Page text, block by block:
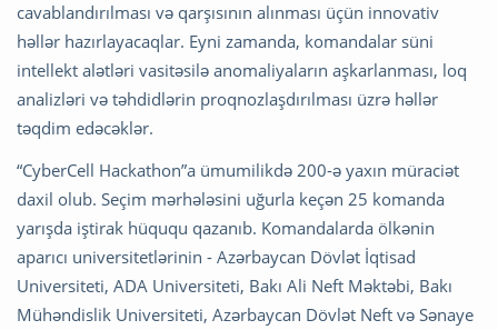
cavablandırılması və qarşısının alınması üçün innovativ
həllər hazırlayacaqlar. Eyni zamanda, komandalar süni
intellekt alətləri vasitəsilə anomaliyaların aşkarlanması, loq
analizləri və təhdidlərin proqnozlaşdırılması üzrə həllər
təqdim edəcəklər.
“CyberCell Hackathon”a ümumilikdə 200-ə yaxın müraciət
daxil olub. Seçim mərhələsini uğurla keçən 25 komanda
yarışda iştirak hüququ qazanıb. Komandalarda ölkənin
aparıcı universitetlərinin - Azərbaycan Dövlət İqtisad
Universiteti, ADA Universiteti, Bakı Ali Neft Məktəbi, Bakı
Mühəndislik Universiteti, Azərbaycan Dövlət Neft və Sənaye